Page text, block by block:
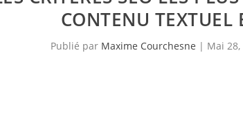
CONTENU TEXTUEL
Publié par Maxime Courchesne | Mai 28,